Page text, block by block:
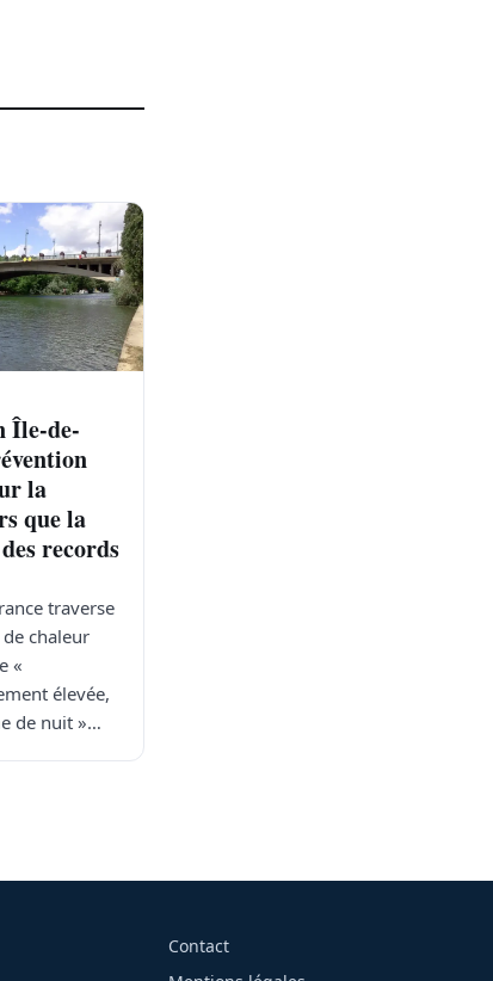
Île-de-
la
que la
records
traverse
chaleur
«
élevée,
de nuit »…
Contact